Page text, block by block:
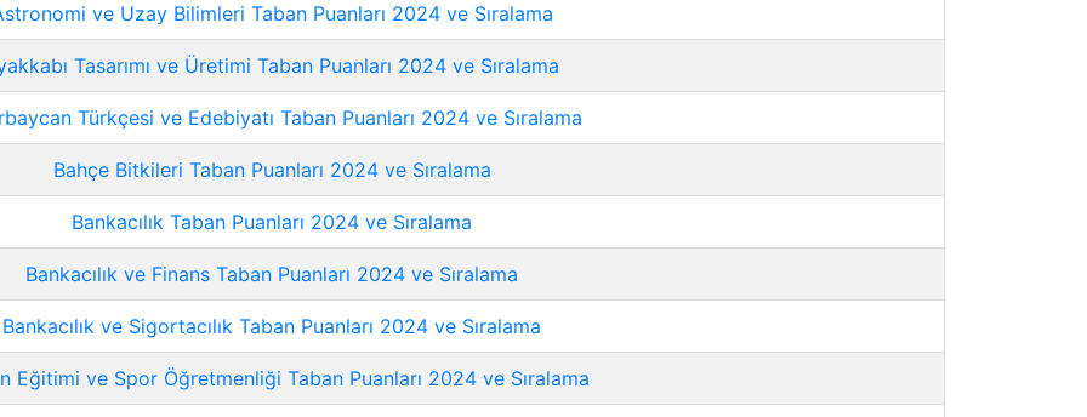
ve Uzay Bilimleri Taban Puanları 2024 ve Sıralama
Tasarımı ve Üretimi Taban Puanları 2024 ve Sıralama
Türkçesi ve Edebiyatı Taban Puanları 2024 ve Sıralama
Bahçe Bitkileri Taban Puanları 2024 ve Sıralama
Bankacılık Taban Puanları 2024 ve Sıralama
Bankacılık ve Finans Taban Puanları 2024 ve Sıralama
Bankacılık ve Sigortacılık Taban Puanları 2024 ve Sıralama
Eğitimi ve Spor Öğretmenliği Taban Puanları 2024 ve Sıralama